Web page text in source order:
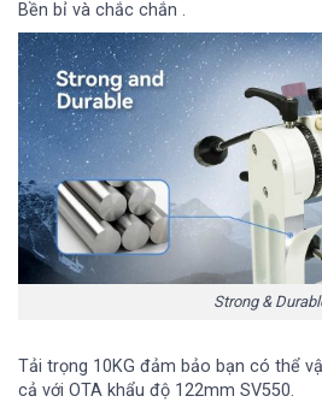
Bền bỉ và chắc chắn .
Strong &
Tải trọng 10KG đảm bảo bạn có thể
cả với OTA khẩu độ 122mm SV550.